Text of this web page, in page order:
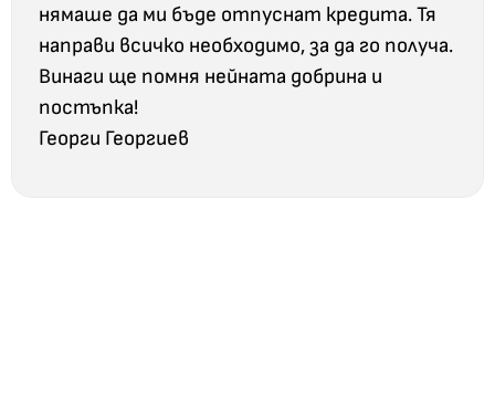
нямаше да ми бъде отпуснат кредита. Тя
направи всичко необходимо, за да го получа.
Винаги ще помня нейната добрина и
постъпка!
Георги Георгиев